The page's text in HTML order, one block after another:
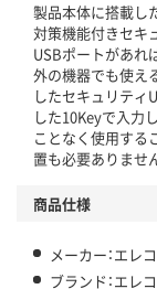
製品本体に搭載し
対策機能付きセキ
USBポートがあれ
外の機器でも使え
したセキュリティ
した10Keyで入力
ことなく使用する
置も必要ありませ
商品仕様
メーカー：エレ
ブランド：エレ